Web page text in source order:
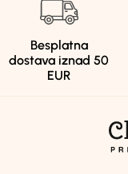
Besplatna
dostava iznad 50
EUR